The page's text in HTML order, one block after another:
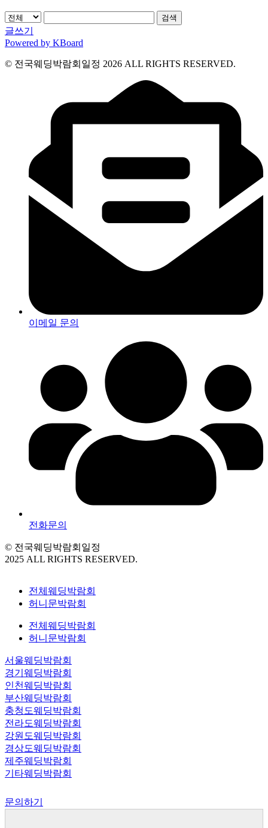
검색
글쓰기
Powered by KBoard
© 전국웨딩박람회일정 2026 ALL RIGHTS RESERVED.
이메일 문의
전화문의
© 전국웨딩박람회일정
2025 ALL RIGHTS RESERVED.
전체웨딩박람회
허니문박람회
전체웨딩박람회
허니문박람회
서울웨딩박람회
경기웨딩박람회
인천웨딩박람회
부산웨딩박람회
충청도웨딩박람회
전라도웨딩박람회
강원도웨딩박람회
경상도웨딩박람회
제주웨딩박람회
기타웨딩박람회
문의하기